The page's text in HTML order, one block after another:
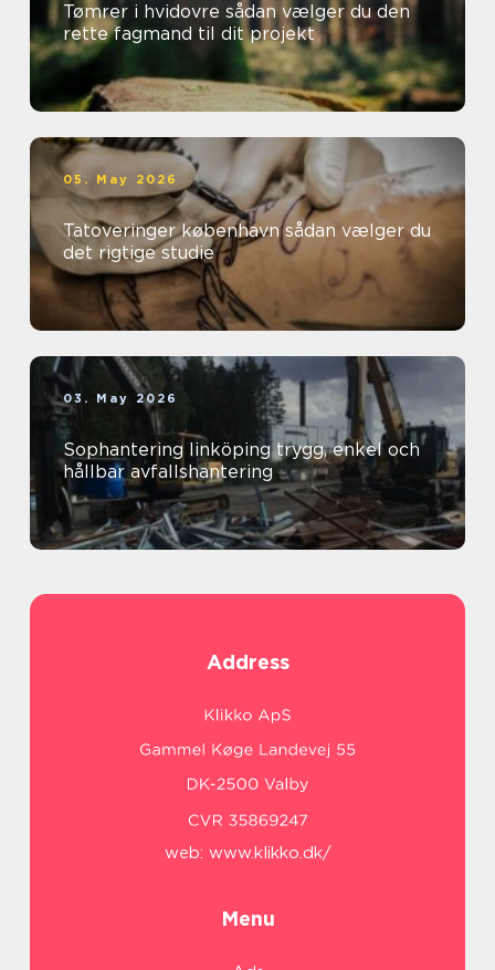
Tømrer i hvidovre sådan vælger du den
rette fagmand til dit projekt
05. May 2026
Tatoveringer københavn sådan vælger du
det rigtige studie
03. May 2026
Sophantering linköping trygg, enkel och
hållbar avfallshantering
Address
web: www.klikko.dk/
Menu